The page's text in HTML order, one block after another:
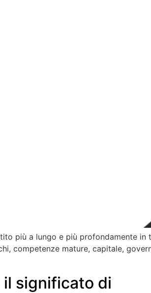
più a lungo e più profondamente in
competenze mature, capitale,
significato di